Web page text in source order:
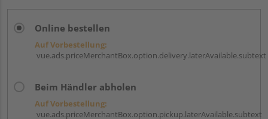
Online bestellen
Auf Vorbestellung:
vue.ads.priceMerchantBox.option.delivery.laterAvailable.subtext
Beim Händler abholen
Auf Vorbestellung:
vue.ads.priceMerchantBox.option.pickup.laterAvailable.subtext